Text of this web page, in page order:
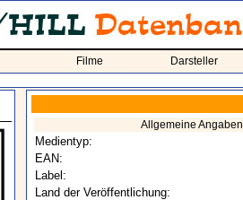
Filme Darsteller
Allgemeine Angaben
Medientyp:
EAN:
Label:
Land der Veröffentlichung: